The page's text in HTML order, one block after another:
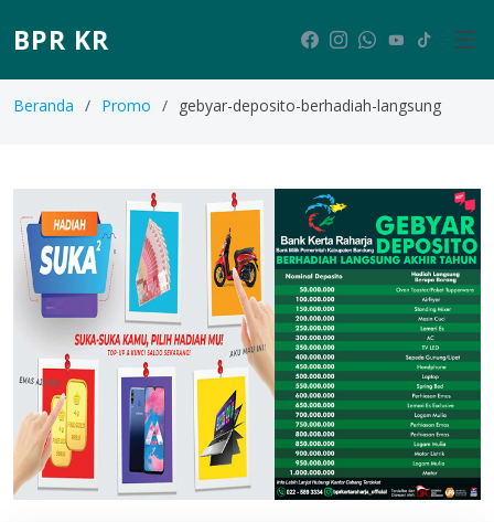
BPR KR
Beranda Promo gebyar-deposito-berhadiah-langsung